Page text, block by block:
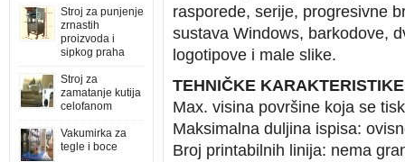
Stroj za punjenje
zrnastih
proizvoda i
sipkog praha
Stroj za
zamatanje kutija
celofanom
Vakumirka za
tegle i boce
rasporede, serije, progresivne
sustava Windows, barkodove,
logotipove i male slike.
TEHNIČKE KARAKTERISTIKE
Max. visina površine koja se
Maksimalna duljina ispisa:
Broj printabilnih linija: nema